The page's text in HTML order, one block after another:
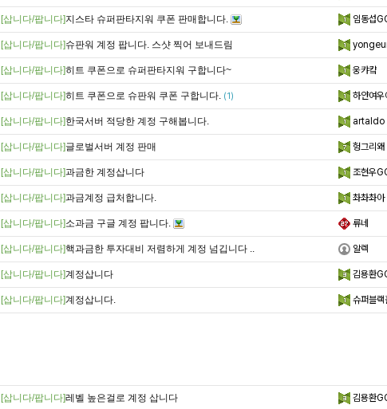
[삽니다/팝니다]지스타 슈퍼판타지워 쿠폰 판매합니다. 임동섭
[삽니다/팝니다]슈판워 계정 팝니다. 스샷 찍어 보내드림
[삽니다/팝니다]히트 쿠폰으로 슈퍼판타지워 구합니다~ 웅캬컄
[삽니다/팝니다]히트 쿠폰으로 슈판워 쿠폰 구합니다. (1) 하얀여우
[삽니다/팝니다]한국서버 적당한 계정 구해봅니다. artaldo
[삽니다/팝니다]글로벌서버 계정 판매 헝그리왜
[삽니다/팝니다]과금한 계정삽니다 조현우
[삽니다/팝니다]과금계정 급처합니다. 촤촤촤아
[삽니다/팝니다]소과금 구글 계정 팝니다. 류네
[삽니다/팝니다]핵과금한 투자대비 저렴하게 계정 넘깁니다 .. 알렉
[삽니다/팝니다]계정삽니다 김용환
[삽니다/팝니다]계정삽니다. 슈퍼블랙
[삽니다/팝니다]레벨 높은걸로 계정 삽니다 김용환